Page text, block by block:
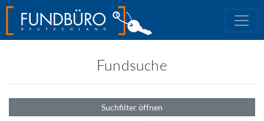
Fundsuche
Suchfilter öffnen